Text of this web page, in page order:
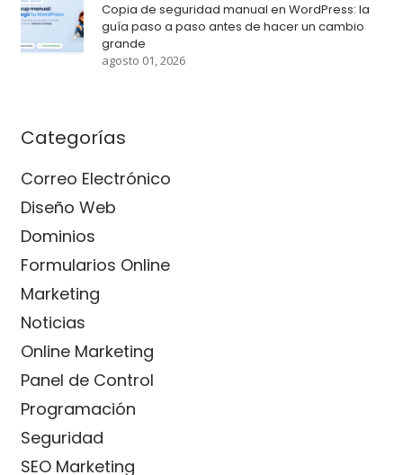
Copia de seguridad manual en WordPress: la
guía paso a paso antes de hacer un cambio
grande
agosto 01, 2026
Categorías
Correo Electrónico
Diseño Web
Dominios
Formularios Online
Marketing
Noticias
Online Marketing
Panel de Control
Programación
Seguridad
SEO Marketing